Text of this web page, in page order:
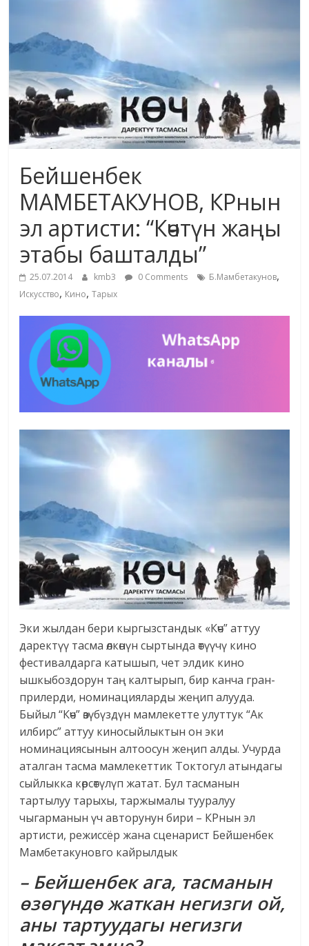
адабияты
Бейшенбек
МАМБЕТАКУНОВ, КРнын
эл артисти: “Көчтүн жаңы
этабы башталды”
25.07.2014 kmb3 0 Comments Б.Мамбетакунов,
Искусство, Кино,Тарых
Эки жылдан бери кыргызстандык «Көч” аттуу
даректүү тасма өлкөнүн сыртында өтүүчү кино
фестивалдарга катышып, чет элдик кино
ышкыбоздорун таң калтырып, бир канча гран-
прилерди, номинацияларды жеңип алууда.
Быйыл “Көч” өзүбүздүн мамлекетте улуттук “Ак
илбирс” аттуу киносыйлыктын он эки
номинациясынын алтоосун жеңип алды. Учурда
аталган тасма мамлекеттик Токтогул атындагы
сыйлыкка көрсөтүлүп жатат. Бул тасманын
тартылуу тарыхы, таржымалы тууралуу
чыгарманын үч авторунун бири – КРнын эл
артисти, режиссёр жана сценарист Бейшенбек
Мамбетакуновго кайрылдык
– Бейшенбек ага, тасманын
өзөгүндө жаткан негизги ой,
аны тартуудагы негизги